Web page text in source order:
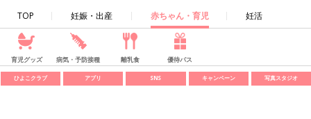
TOP 妊娠・出産 赤ちゃん・育児 妊活
育児グッズ 病気・予防接種 離乳食 優待パス
ひよこクラブ アプリ SNS キャンペーン 写真スタジオ